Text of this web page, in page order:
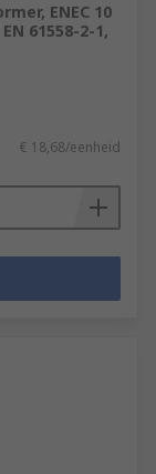
ENEC 10
61558-2-1,
€ 18,68/eenheid